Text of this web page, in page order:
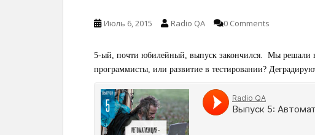
Июль 6, 2015 Radio QA 0 Comments
5-ый, почти юбилейный, выпуск закончился. Мы решали
программисты, или развитие в тестировании?